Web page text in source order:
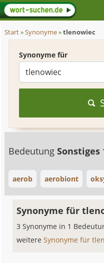
Start»Synonyme»tlenowiec
Synonyme für
BedeutungSonstiges
aerob aerobiont
Synonyme für
3 Synonyme in 1
weitereSynonyme für